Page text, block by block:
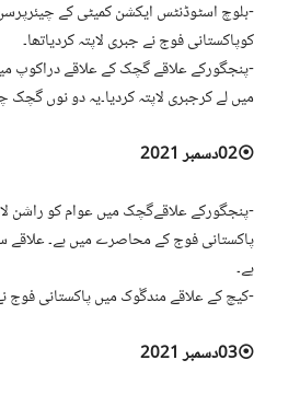
کوپاکستانی فوج نے جبری لاپتہ کردیاتھا۔
⁃پنجگورکے علاقے گچک کے علاقے دراکوپ
میں لے کرجبری لاپتہ کردیا۔یہ دو نوں گچک
⦿02دسمبر 2021
⁃پنجگورکے علاقےگچک میں عوام کو راشن
پاکستانی فوج کے محاصرے میں ہے۔ علاقے
ہے۔
⁃کیچ کے علاقے مندگْوک میں پاکستانی فوج
⦿03دسمبر 2021